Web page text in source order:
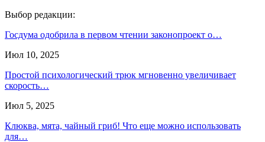
Выбор редакции:
Госдума одобрила в первом чтении законопроект о…
Июл 10, 2025
Простой психологический трюк мгновенно увеличивает
скорость…
Июл 5, 2025
Клюква, мята, чайный гриб! Что еще можно использовать
для…